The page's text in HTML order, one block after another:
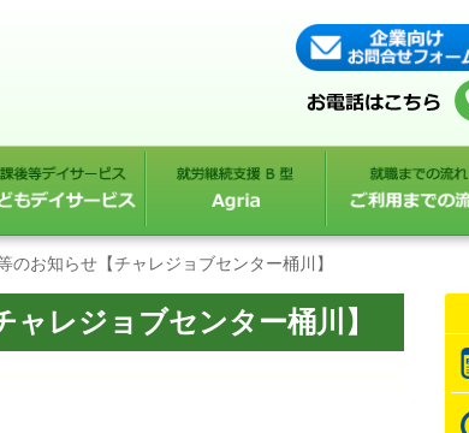
お知らせ【チャレジョブセンター桶川】
レジョブセンター桶川】